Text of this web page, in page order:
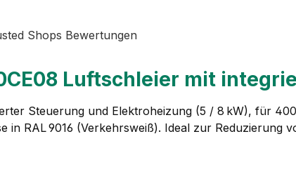
Shops Bewertungen
Luftschleier mit
Steuerung und Elektroheizung (5 / 8 kW), für
in RAL 9016 (Verkehrsweiß). Ideal zur